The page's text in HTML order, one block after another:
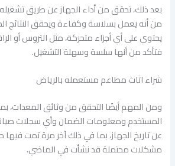
بعد ذلك، تحقق من أداء الجهاز عن طريق تشغيله
من أنه يعمل بسلاسة وكفاءة ويحقق النتائج
يحتوي على أي أجزاء متحركة، مثل التروس أو
فتأكد من أنها سلسة وسهلة التشغيل.
شراء اثاث مطاعم مستعمله بالرياض
ومن المهم أيضًا التحقق من وثائق المعدات،
المستخدم ومعلومات الضمان وأي سجلات
عن تاريخ الجهاز، بما في ذلك آخر مرة تمت فيها
مشكلات محتملة قد نشأت في الماضي.